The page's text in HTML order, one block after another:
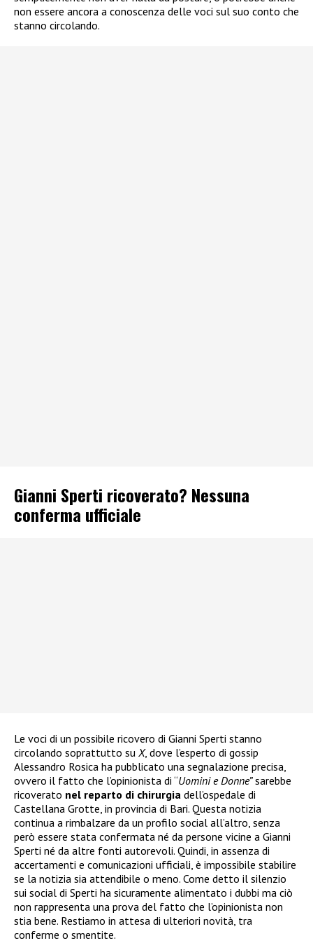
non essere ancora a conoscenza delle voci sul suo conto che
stanno circolando.
Gianni Sperti ricoverato? Nessuna
conferma ufficiale
Le voci di un possibile ricovero di Gianni Sperti stanno
circolando soprattutto su X, dove l’esperto di gossip
Alessandro Rosica ha pubblicato una segnalazione precisa,
ovvero il fatto che l’opinionista di “Uomini e Donne”sarebbe
ricoverato nel reparto di chirurgia dell’ospedale di
Castellana Grotte, in provincia di Bari. Questa notizia
continua a rimbalzare da un profilo social all’altro, senza
però essere stata confermata né da persone vicine a Gianni
Sperti né da altre fonti autorevoli. Quindi, in assenza di
accertamenti e comunicazioni ufficiali, è impossibile stabilire
se la notizia sia attendibile o meno. Come detto il silenzio
sui social di Sperti ha sicuramente alimentato i dubbi ma ciò
non rappresenta una prova del fatto che l’opinionista non
stia bene. Restiamo in attesa di ulteriori novità, tra
conferme o smentite.